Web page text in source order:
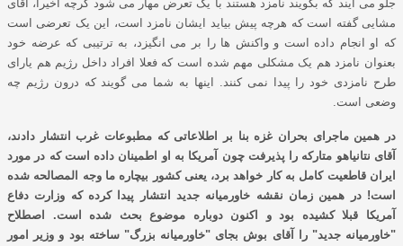
جلو می آیند که بگویند نامزد هستند با یک تعرض مهار می شود گرچه اخیرا، آقای
مشایی گفته است که هرچه پیش بیاید ایشان نامزد است، این یک تعرضی است
که او انجام داده است و واکنش ها را بر می انگیزد، به ترتیبی که عرضه خود
بعنوان نامزد هم یک مشکلی مهم شده است که فعلا افراد داخل رژیم هم یارای
طرح نامزدی خود را پیدا نمی کنند. اینها به شما می گویند که درون رژیم چه
وضعی است.
در همین ماجرای بحران غزه بنا بر اطلاعاتی که مطبوعات غرب انتشار دادند،
آقای نتانیاهو متارکه را پذیرفت چون آمریکا به او اطمینان داده است که در مورد
ایران قاطعیت کامل به کار خواهد برد، یعنی کشور بیچاره ما وجه المصالحه شده
است! در همین زمان نقشه خاورمیانه جدید انتشار پیدا کرده که وزارت دفاع
آمریکا قبلا کشیده بود و اکنون دوباره موضوع بحث شده است. اصطلاح
"خاورمیانه جدید" را آقای بوش بجای "خاورمیانه بزرگ" ساخته بود و وزیر امور